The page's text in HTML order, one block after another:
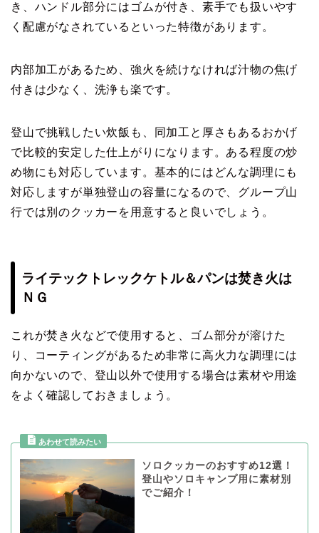
き、ハンドル部分にはゴムが付き、素手でも扱いやす
く配慮がなされているといった特徴があります。
内部加工があるため、強火を続けなければ汁物の焦げ
付きは少なく、洗浄も楽です。
登山で挑戦したい炊飯も、同加工と厚さもあるおかげ
で比較的安定した仕上がりになります。ある程度の炒
め物にも対応しています。基本的にはどんな調理にも
対応しますが単独登山の容量になるので、グループ山
行では別のクッカーを用意すると良いでしょう。
ライテックトレックケトル＆パンは焚き火は
ＮＧ
これが焚き火などで使用すると、ゴム部分が溶けた
り、コーティングがあるため非常に高火力な調理には
向かないので、登山以外で使用する場合は素材や用途
をよく確認しておきましょう。
ソロクッカーのおすすめ12選！
登山やソロキャンプ用に素材別
でご紹介！